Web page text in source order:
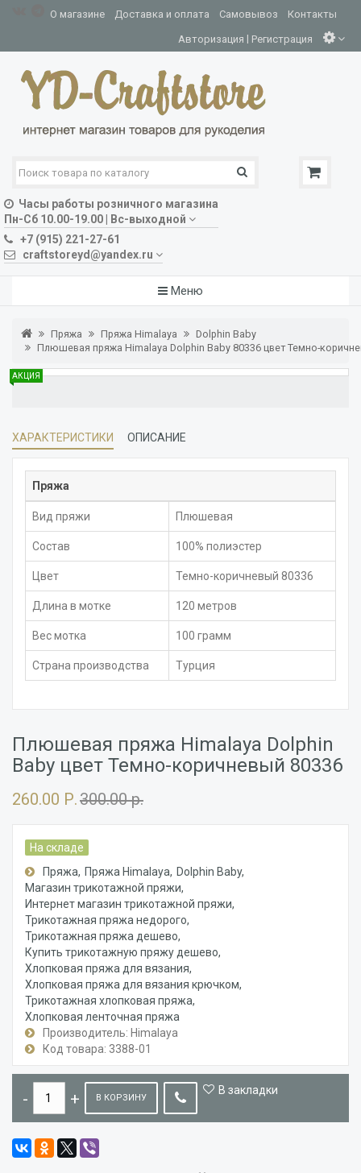
О магазине Доставка и оплата Самовывоз Контакты
Авторизация | Регистрация
Часы работы розничного магазина
Пн-Сб 10.00-19.00 | Вс-выходной
+7 (915) 221-27-61
craftstoreyd@yandex.ru
Меню
Пряжа Пряжа Himalaya
Dolphin Baby
Плюшевая пряжа Himalaya Dolphin Baby 80336 цвет Темно-
АКЦИЯ
ХАРАКТЕРИСТИКИ ОПИСАНИЕ
Пряжа
Вид пряжи Плюшевая
Состав 100% полиэстер
Цвет Темно-коричневый 80336
Длина в мотке 120 метров
Вес мотка 100 грамм
Страна производства Турция
Плюшевая пряжа Himalaya Dolphin
Baby цвет Темно-коричневый 80336
260.00 Р.300.00 р.
На складе
Пряжа
Пряжа Himalaya
Dolphin Baby
Магазин трикотажной пряжи
Интернет магазин трикотажной пряжи
Трикотажная пряжа недорого
Трикотажная пряжа дешево
Купить трикотажную пряжу дешево
Хлопковая пряжа для вязания
Хлопковая пряжа для вязания крючком
Трикотажная хлопковая пряжа
Хлопковая ленточная пряжа
Производитель: Himalaya
Код товара: 3388-01
В КОРЗИНУ
В закладки